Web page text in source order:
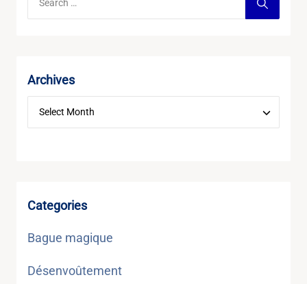
Archives
Categories
Bague magique
Désenvoûtement